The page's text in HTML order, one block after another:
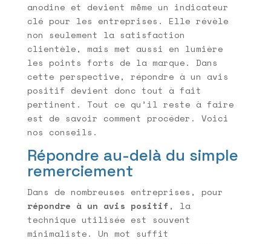
anodine et devient même un indicateur
clé pour les entreprises. Elle révèle
non seulement la satisfaction
clientèle, mais met aussi en lumière
les points forts de la marque. Dans
cette perspective, répondre à un avis
positif devient donc tout à fait
pertinent. Tout ce qu’il reste à faire
est de savoir comment procéder. Voici
nos conseils.
Répondre au-delà du simple
remerciement
Dans de nombreuses entreprises, pour
répondre à un avis positif, la
technique utilisée est souvent
minimaliste. Un mot suffit